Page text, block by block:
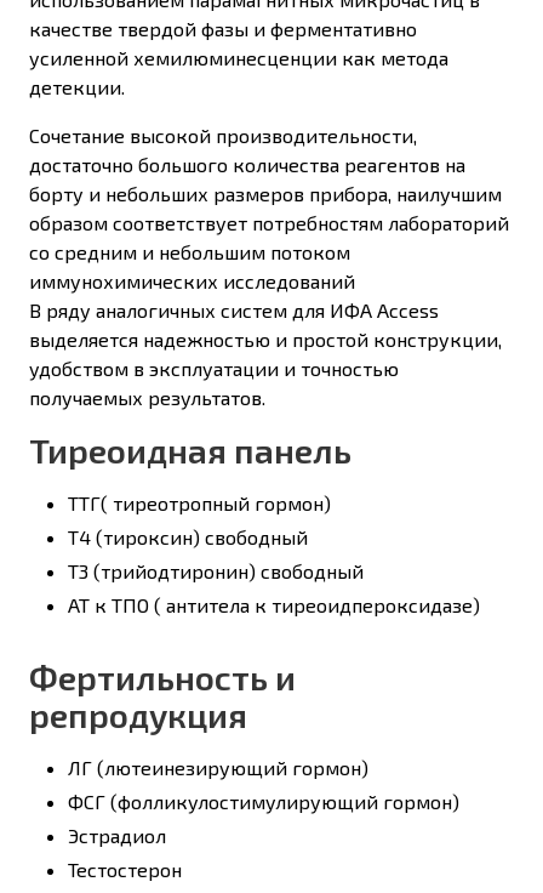
качестве твердой фазы и ферментативно
усиленной хемилюминесценции как метода
детекции.
Сочетание высокой производительности,
достаточно большого количества реагентов на
борту и небольших размеров прибора, наилучшим
образом соответствует потребностям лабораторий
со средним и небольшим потоком
иммунохимических исследований
В ряду аналогичных систем для ИФА Access
выделяется надежностью и простой конструкции,
удобством в эксплуатации и точностью
получаемых результатов.
Тиреоидная панель
ТТГ( тиреотропный гормон)
Т4 (тироксин) свободный
Т3 (трийодтиронин) свободный
АТ к ТПО ( антитела к тиреоидпероксидазе)
Фертильность и
репродукция
ЛГ (лютеинезирующий гормон)
ФСГ (фолликулостимулирующий гормон)
Эстрадиол
Тестостерон